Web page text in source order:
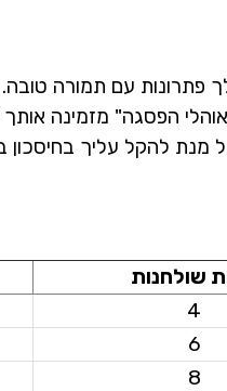
פתרונות עם תמורה
הפסגה" מזמינה אותך
להקל עליך בחיסכון
שולחנות
4
6
8